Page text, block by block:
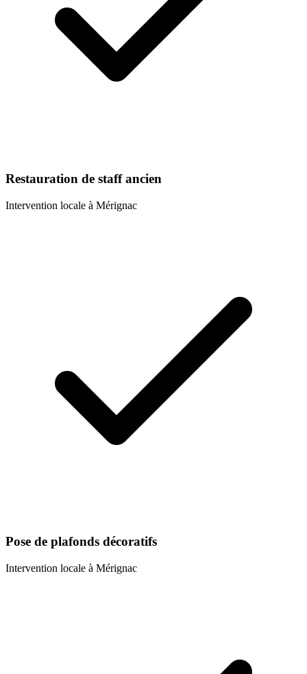
Restauration de staff ancien
Intervention locale à Mérignac
Pose de plafonds décoratifs
Intervention locale à Mérignac